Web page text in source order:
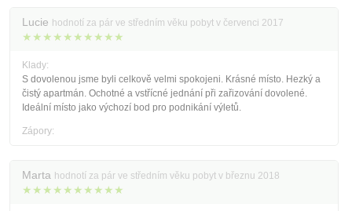
Lucie hodnotí za pár ve středním věku pobyt v červenci 2017
★★★★★★★★★★
Klady:
S dovolenou jsme byli celkově velmi spokojeni. Krásné místo. Hezký a
čistý apartmán. Ochotné a vstřícné jednání při zařizování dovolené.
Ideální místo jako výchozí bod pro podnikání výletů.
Zápory:
Marta hodnotí za pár ve středním věku pobyt v březnu 2018
★★★★★★★★★★